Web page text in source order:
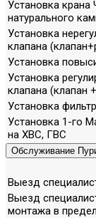
Установка крана
натурального
Установка
клапана
Установка
Установка
клапана (клапан
Установка
Установка 1-го
на ХВС, ГВС
Обслуживание
Выезд
Выезд
монтажа в